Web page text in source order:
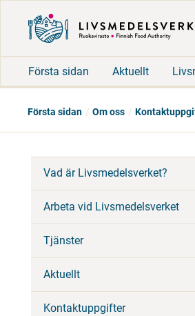
Första sidan Aktuellt
Första sidan Om oss
Vad är Livsmedelsverket?
Arbeta vid Livsmedelsverket
Tjänster
Aktuellt
Kontaktuppgifter